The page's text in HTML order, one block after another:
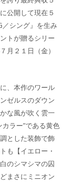
公開して現在５
シング』を生み
トが贈るシリー
月２１日（金）
、本作のワール
ゼルスのダウン
な風が吹く雲一
ラー”である黄色
とした装飾で飾
も【イエロー・
のシマシマの囚
まさにミニオン